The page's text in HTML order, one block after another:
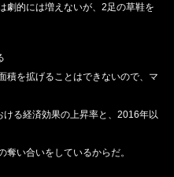
劇的には増えないが、2足の草鞋を
積を拡げることはできないので、マ
る経済効果の上昇率と、2016年以
い合いをしているからだ。